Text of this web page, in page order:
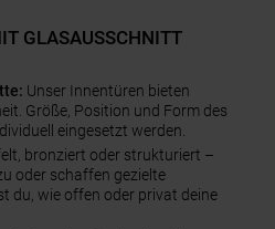
GLASAUSSCHNITT
Unser Innentüren bieten
Größe, Position und Form des
eingesetzt werden.
bronziert oder strukturiert –
oder schaffen gezielte
du, wie offen oder privat deine